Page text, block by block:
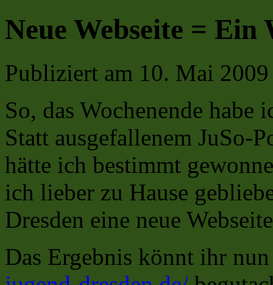
Neue Webseite = Ein
Publiziert am 10. Mai 2009
So, das Wochenende
Statt ausgefallenem JuSo-
hätte ich bestimmt
ich lieber zu Hause
Dresden eine neue
Das Ergebnis könnt ihr